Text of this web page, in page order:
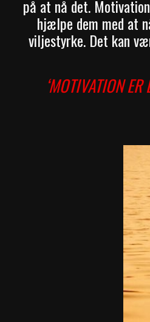
på at nå det.
hjælpe dem med at
viljestyrke. Det kan
‘MOTIVATION